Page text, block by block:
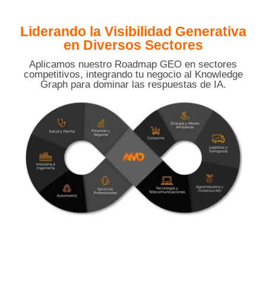
Liderando la Visibilidad Generativa
en Diversos Sectores
Aplicamos nuestro Roadmap GEO en sectores
competitivos, integrando tu negocio al Knowledge
Graph para dominar las respuestas de IA.